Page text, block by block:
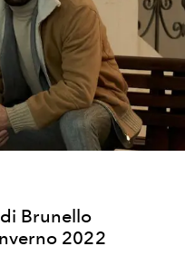
Brunello
2022